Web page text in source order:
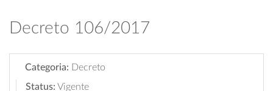
Decreto 106/2017
Categoria: Decreto
Status: Vigente